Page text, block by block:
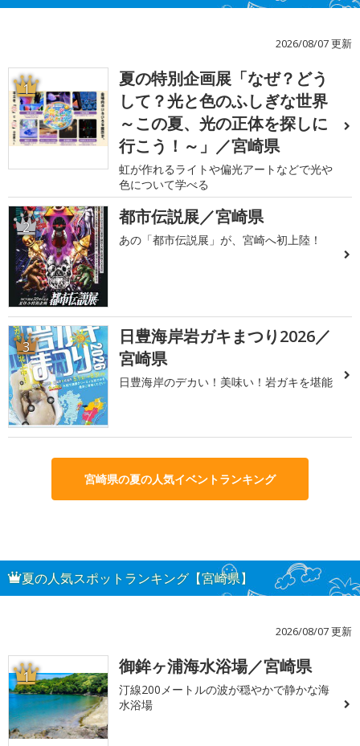
2026/08/07 更新
1
夏の特別企画展「なぜ？どう
して？光と色のふしぎな世界
～この夏、光の正体を探しに
行こう！～」／宮崎県
虹が作れるライトや偏光アートなどで光や
色について学べる
2 都市伝説展／宮崎県
あの「都市伝説展」が、宮崎へ初上陸！
3
日豊海岸岩ガキまつり2026／
宮崎県
日豊海岸のデカい！美味い！岩ガキを堪能
宮崎県の夏の人気イベントランキング
夏の人気スポットランキング【宮崎県】
2026/08/07 更新
1 御鉾ヶ浦海水浴場／宮崎県
汀線200メートルの波が穏やかで静かな海
水浴場